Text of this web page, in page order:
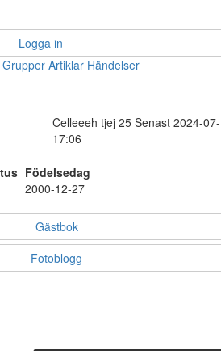
Logga in
Grupper Artiklar Händelser
Celleeeh tjej 25 Senast 2024-
17:06
Födelsedag
2000-12-27
Gästbok
Fotoblogg